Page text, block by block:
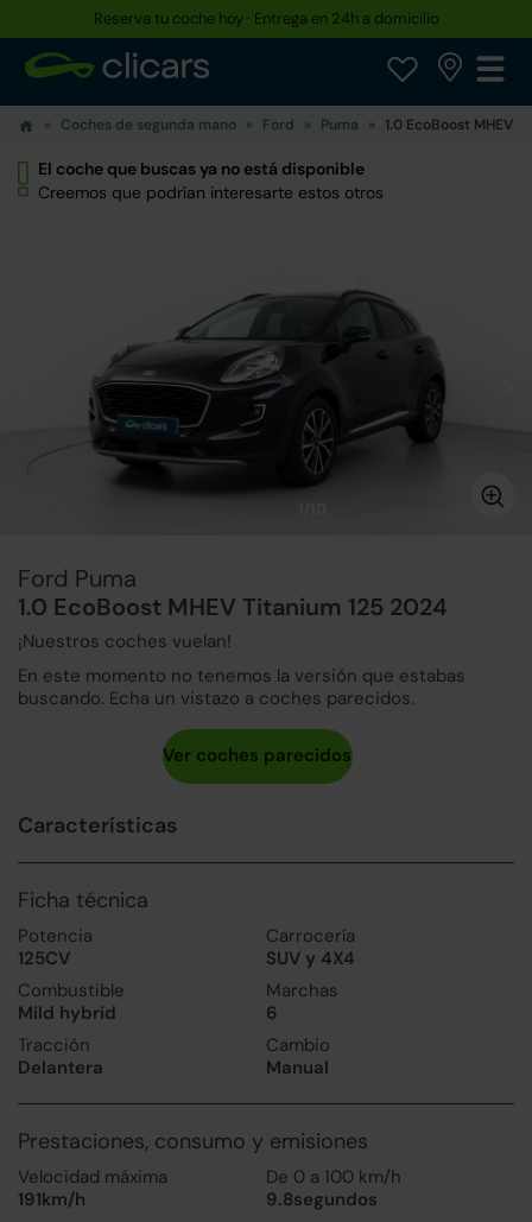
Reserva tu coche hoy · Entrega en 24h a domicilio
Coches de segunda mano Ford Puma 1.0 EcoBoost MHEV
El coche que buscas ya no está disponible
Creemos que podrían interesarte estos otros
Ford Puma
1.0 EcoBoost MHEV Titanium 125 2024
¡Nuestros coches vuelan!
En este momento no tenemos la versión que estabas
buscando. Echa un vistazo a coches parecidos.
Características
Ficha técnica
Potencia
125CV
Carrocería
SUV y 4X4
Combustible
Mild hybrid
Marchas
6
Tracción
Delantera
Cambio
Manual
Prestaciones, consumo y emisiones
Velocidad máxima
191km/h
De 0 a 100 km/h
9.8segundos